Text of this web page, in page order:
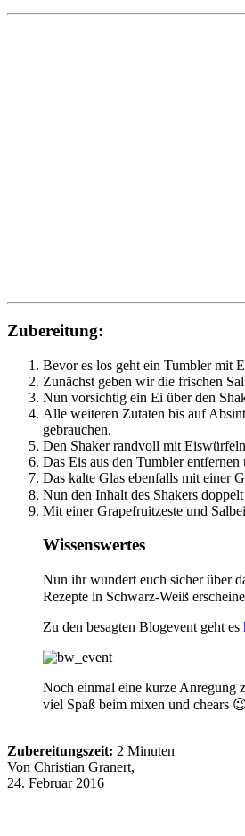
Zubereitung:
Bevor es los geht ein Tumbler mit
Zunächst geben wir die frischen
Nun vorsichtig ein Ei über den
Alle weiteren Zutaten bis auf
gebrauchen.
Den Shaker randvoll mit
Das Eis aus den Tumbler
Das kalte Glas ebenfalls mit einer
Nun den Inhalt des Shakers
Mit einer Grapefruitzeste und
Wissenswertes
Nun ihr wundert euch sicher über
Rezepte in Schwarz-Weiß
Zu den besagten Blogevent geht es
Noch einmal eine kurze Anregung
viel Spaß beim mixen und chears
Zubereitungszeit: 2 Minuten
Von Christian Granert,
24. Februar 2016